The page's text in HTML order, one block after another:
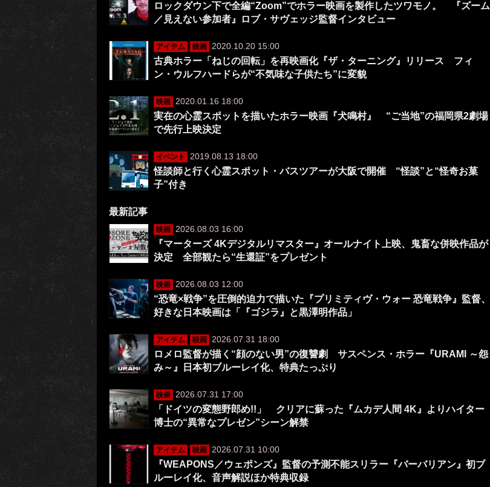
ロックダウン下で全編“Zoom”でホラー映画を製作したツワモノ。 『ズーム
／見えない参加者』ロブ・サヴェッジ監督インタビュー
アイテム 映画 2020.10.20 15:00
古典ホラー「ねじの回転」を再映画化『ザ・ターニング』リリース フィ
ン・ウルフハードらが“不気味な子供たち”に変貌
映画 2020.01.16 18:00
実在の心霊スポットを描いたホラー映画『犬鳴村』 “ご当地”の福岡県2劇場
で先行上映決定
イベント 2019.08.13 18:00
怪談師と行く心霊スポット・バスツアーが大阪で開催 “怪談”と“怪奇お菓
子”付き
最新記事
映画 2026.08.03 16:00
『マーターズ 4Kデジタルリマスター』オールナイト上映、鬼畜な併映作品が
決定 全部観たら“生還証”をプレゼント
映画 2026.08.03 12:00
“恐竜×戦争”を圧倒的迫力で描いた『プリミティヴ・ウォー 恐竜戦争』監督、
好きな日本映画は「『ゴジラ』と黒澤明作品」
アイテム 映画 2026.07.31 18:00
ロメロ監督が描く“顔のない男”の復讐劇 サスペンス・ホラー『URAMI ～怨
み～』日本初ブルーレイ化、特典たっぷり
映画 2026.07.31 17:00
「ドイツの変態野郎め!!」 クリアに蘇った『ムカデ人間 4K』よりハイター
博士の“異常なプレゼン”シーン解禁
アイテム 映画 2026.07.31 10:00
『WEAPONS／ウェポンズ』監督の予測不能スリラー『バーバリアン』初ブ
ルーレイ化、音声解説ほか特典収録